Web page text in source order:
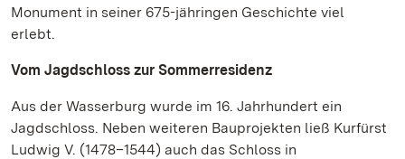
Monument in seiner 675-jähringen Geschichte viel
erlebt.
Vom Jagdschloss zur Sommerresidenz
Aus der Wasserburg wurde im 16. Jahrhundert ein
Jagdschloss. Neben weiteren Bauprojekten ließ Kurfürst
Ludwig V. (1478–1544) auch das Schloss in